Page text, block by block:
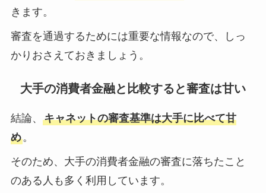
きます。
審査を通過するためには重要な情報なので、しっ
かりおさえておきましょう。
大手の消費者金融と比較すると審査は甘い
結論、 キャネットの審査基準は大手に比べて甘
め。
そのため、大手の消費者金融の審査に落ちたこと
のある人も多く利用しています。